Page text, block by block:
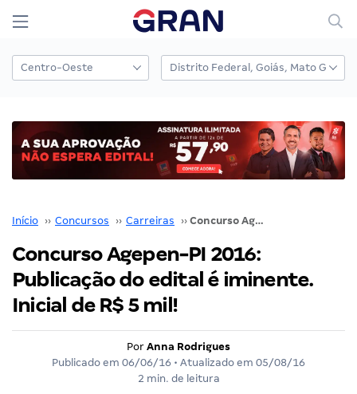
Início ›› Concursos ›› Carreiras ›› Concurso Agepen-PI 2016: Publicação do edital é iminente. Inicial de R$ 5 mil!
Concurso Agepen-PI 2016:
Publicação do edital é iminente.
Inicial de R$ 5 mil!
Por Anna Rodrigues
Publicado em 06/06/16 • Atualizado em 05/08/16
2 min. de leitura